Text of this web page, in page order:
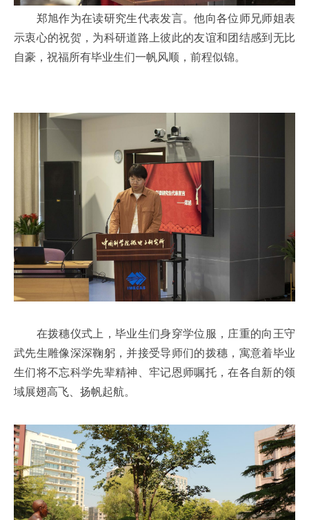
郑旭作为在读研究生代表发言。他向各位师兄师姐表
示衷心的祝贺，为科研道路上彼此的友谊和团结感到无比
自豪，祝福所有毕业生们一帆风顺，前程似锦。
在拨穗仪式上，毕业生们身穿学位服，庄重的向王守
武先生雕像深深鞠躬，并接受导师们的拨穗，寓意着毕业
生们将不忘科学先辈精神、牢记恩师嘱托，在各自新的领
域展翅高飞、扬帆起航。